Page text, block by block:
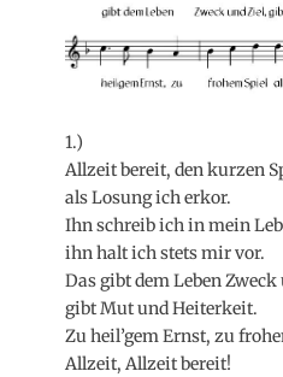
1.)
Allzeit bereit, den kurzen
als Losung ich erkor.
Ihn schreib ich in mein
ihn halt ich stets mir vor.
Das gibt dem Leben Zweck
gibt Mut und Heiterkeit.
Zu heil’gem Ernst, zu
Allzeit, Allzeit bereit!